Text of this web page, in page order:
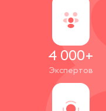
потребителю
своих
4 000+
Экспертов